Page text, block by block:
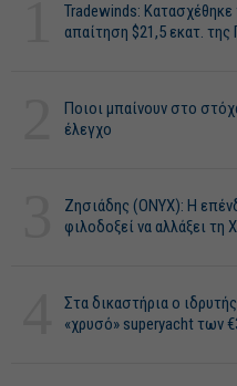
Tradewinds:
απαίτηση $21,5 εκατ. της
Ποιοι μπαίνουν στο
έλεγχο
Ζησιάδης (ONYX): Η
φιλοδοξεί να αλλάξει τη
Στα δικαστήρια ο
«χρυσό» superyacht των